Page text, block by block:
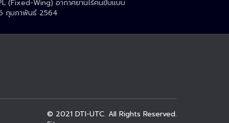
(Fixed-Wing) อากาศยานไร้คนขับแบบ
กุมภาพันธ์ 2564
© 2021 DTI-UTC. All Rights Reserved.